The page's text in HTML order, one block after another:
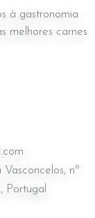
à gastronomia
melhores carnes
nº